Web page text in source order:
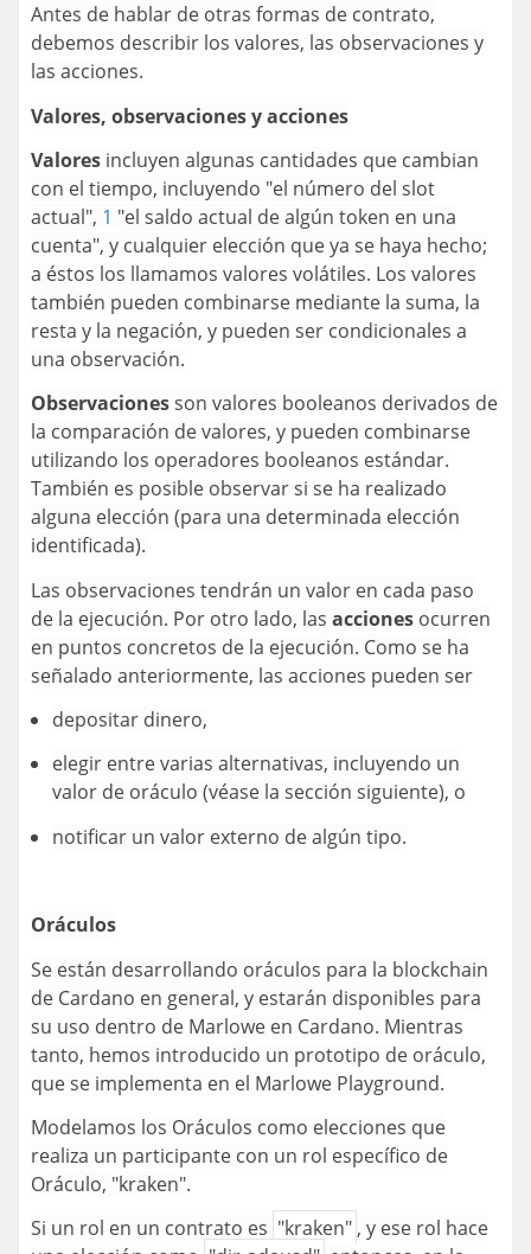
Antes de hablar de otras formas de contrato,
debemos describir los valores, las observaciones y
las acciones.
Valores, observaciones y acciones
Valores incluyen algunas cantidades que cambian
con el tiempo, incluyendo "el número del slot
actual", 1 "el saldo actual de algún token en una
cuenta", y cualquier elección que ya se haya hecho;
a éstos los llamamos valores volátiles. Los valores
también pueden combinarse mediante la suma, la
resta y la negación, y pueden ser condicionales a
una observación.
Observacionesson valores booleanos derivados de
la comparación de valores, y pueden combinarse
utilizando los operadores booleanos estándar.
También es posible observar si se ha realizado
alguna elección (para una determinada elección
identificada).
Las observaciones tendrán un valor en cada paso
de la ejecución. Por otro lado, las acciones ocurren
en puntos concretos de la ejecución. Como se ha
señalado anteriormente, las acciones pueden ser
depositar dinero,
elegir entre varias alternativas, incluyendo un
valor de oráculo (véase la sección siguiente), o
notificar un valor externo de algún tipo.
Oráculos
Se están desarrollando oráculos para la blockchain
de Cardano en general, y estarán disponibles para
su uso dentro de Marlowe en Cardano. Mientras
tanto, hemos introducido un prototipo de oráculo,
que se implementa en el Marlowe Playground.
Modelamos los Oráculos como elecciones que
realiza un participante con un rol específico de
Oráculo, "kraken".
Si un rol en un contrato es "kraken" , y ese rol hace